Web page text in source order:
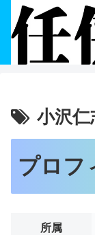
小沢仁
プロフ
所属